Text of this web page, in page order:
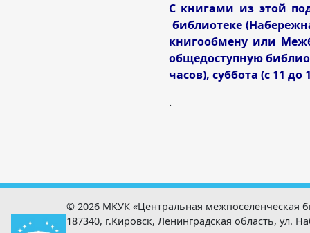
С книгами из этой
библиотеке
книгообмену или
общедоступную
часов), суббота (с 11
.
© 2026 МКУК «Центральная межпоселенческая
187340, г.Кировск, Ленинградская область, ул.